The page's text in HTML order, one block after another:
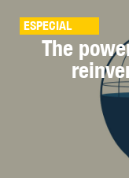
ESPECIAL
The